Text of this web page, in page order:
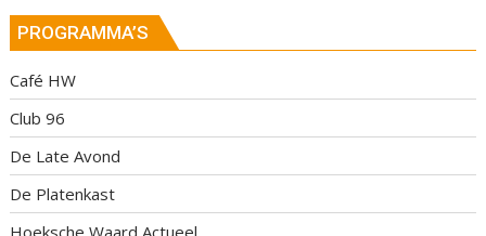
PROGRAMMA’S
Café HW
Club 96
De Late Avond
De Platenkast
Hoeksche Waard Actueel